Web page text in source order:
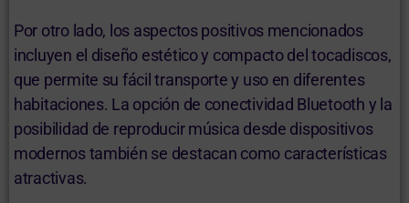
Por otro lado, los aspectos positivos mencionados
incluyen el diseño estético y compacto del tocadiscos,
que permite su fácil transporte y uso en diferentes
habitaciones. La opción de conectividad Bluetooth y la
posibilidad de reproducir música desde dispositivos
modernos también se destacan como características
atractivas.